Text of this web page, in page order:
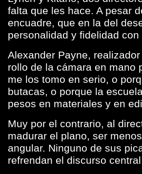
falta que les hace. A pesar
encuadre, que en la del
personalidad y fidelidad
Alexander Payne,
rollo de la cámara en mano
me los tomo en serio, o
butacas, o porque la
pesos en materiales y en
Muy por el contrario, al
madurar el plano, ser
angular. Ninguno de sus
refrendan el discurso